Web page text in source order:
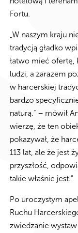
Fortu.
„W naszym kraju
tradycją gładko
łatwo mieć ofertę,
ludzi, a zarazem
w harcerskiej
bardzo
naturą.” – mówił
wierzę, że ten
pokazywał, że
113 lat, ale że jest
przyszłość,
takie właśnie jest.”
Po uroczystym
Ruchu
zwiedzanie